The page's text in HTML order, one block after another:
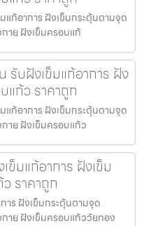
ก้อาการ ฝังเข็มกระตุ้นตามจุด
กาย ฝังเข็มครอบแก้
รับฝังเข็มแก้อาการ ฝัง
แก้ว ราคาถูก
แก้อาการ ฝังเข็มกระตุ้นตามจุด
กาย ฝังเข็มครอบแก้ว
ข็มแก้อาการ ฝังเข็ม
ราคาถูก
าร ฝังเข็มกระตุ้นตามจุด
กาย ฝังเข็มครอบแก้ววัยทอง